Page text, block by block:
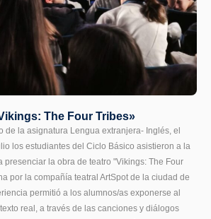
The Four Tribes»
de la asignatura Lengua extranjera- Inglés, el
los estudiantes del Ciclo Básico asistieron a la
presenciar la obra de teatro "Vikings: The Four
por la compañía teatral ArtSpot de la ciudad de
permitió a los alumnos/as exponerse al
real, a través de las canciones y diálogos